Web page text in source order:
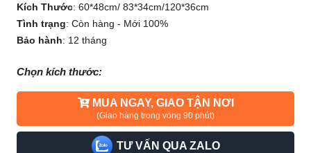
Kích Thước: 60*48cm/ 83*34cm/120*36cm
Tình trạng: Còn hàng - Mới 100%
Bảo hành: 12 tháng
Chọn kích thước:
MUA NGAY, GIAO TẬN NƠI
(Giao hàng trong vòng 90 phút)
TƯ VẤN QUA ZALO